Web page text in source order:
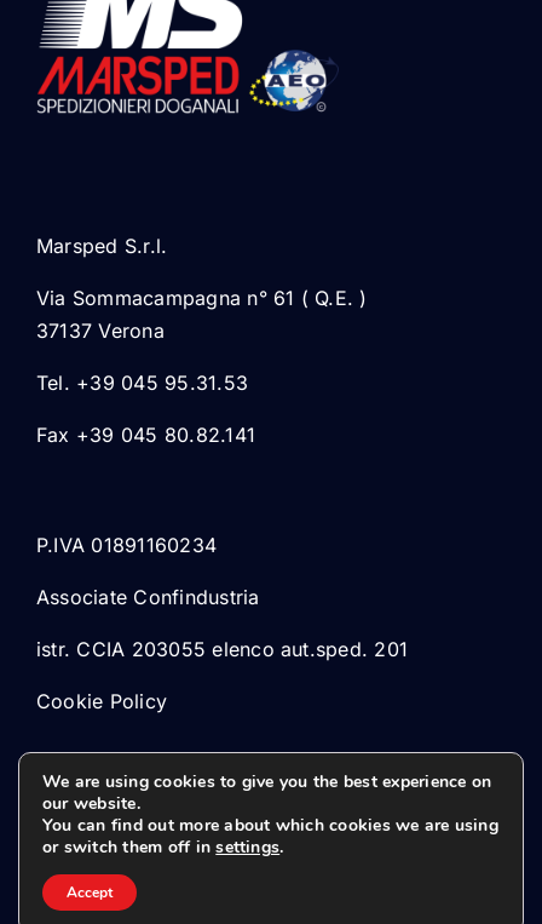
Marsped S.r.l.
Via Sommacampagna n° 61 ( Q.E. )
37137 Verona
Tel. +39 045 95.31.53
Fax +39 045 80.82.141
P.IVA 01891160234
Associate Confindustria
istr. CCIA 203055 elenco aut.sped. 201
Cookie Policy
We are using cookies to give you the best experience on
our website.
You can find out more about which cookies we are using
or switch them off insettings.
Accept